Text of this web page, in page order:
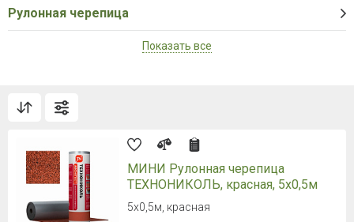
Рулонная черепица
Показать все
МИНИ Рулонная черепица
ТЕХНОНИКОЛЬ, красная, 5х0,5м
5х0,5м, красная